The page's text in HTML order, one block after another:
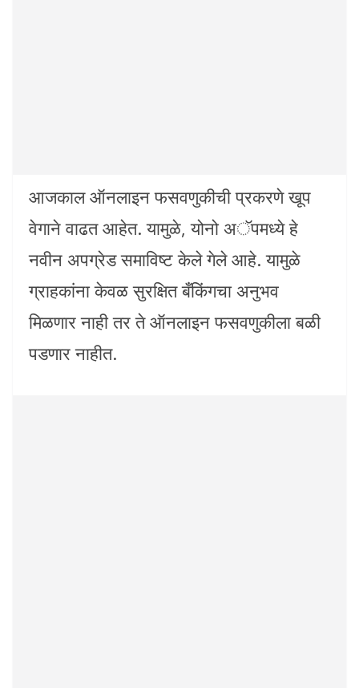
आजकाल ऑनलाइन फसवणुकीची प्रकरणे खूप
वेगाने वाढत आहेत. यामुळे, योनो अॅपमध्ये हे
नवीन अपग्रेड समाविष्ट केले गेले आहे. यामुळे
ग्राहकांना केवळ सुरक्षित बँकिंगचा अनुभव
मिळणार नाही तर ते ऑनलाइन फसवणुकीला बळी
पडणार नाहीत.